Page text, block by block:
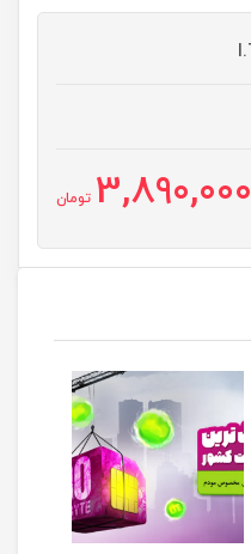
3,890,000 تومان